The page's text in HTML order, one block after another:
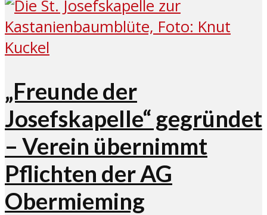
„Freunde der
Josefskapelle“ gegründet
– Verein übernimmt
Pflichten der AG
Obermieming